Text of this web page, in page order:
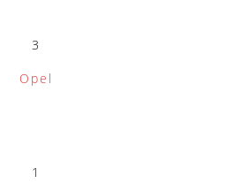
3
Opel
1